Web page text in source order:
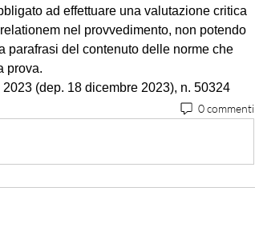
ad effettuare una valutazione critica
nel provvedimento, non potendo
parafrasi del contenuto delle norme che
prova.
(dep. 18 dicembre 2023), n. 50324
0 commenti